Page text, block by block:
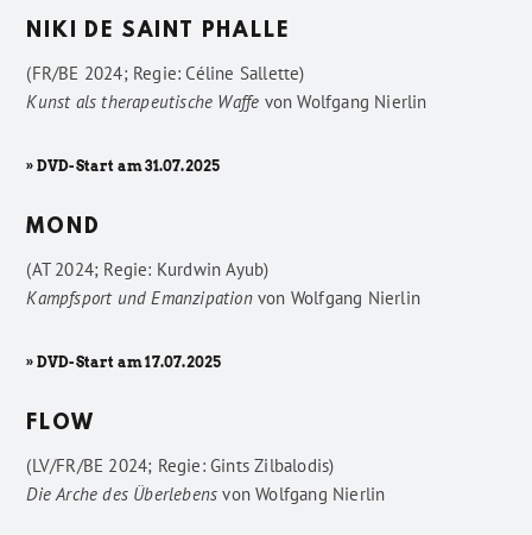
NIKI DE SAINT PHALLE
(FR/BE 2024; Regie: Céline Sallette)
Kunst als therapeutische Waffe vonWolfgang Nierlin
» DVD-Start am 31.07.2025
MOND
(AT 2024; Regie: Kurdwin Ayub)
Kampfsport und Emanzipationvon Wolfgang Nierlin
» DVD-Start am 17.07.2025
FLOW
(LV/FR/BE 2024; Regie: Gints Zilbalodis)
Die Arche des Überlebens vonWolfgang Nierlin